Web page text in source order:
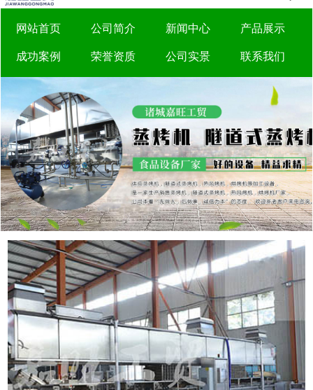
网站首页 公司简介 新闻中心 产品展示
成功案例 荣誉资质 公司实景 联系我们